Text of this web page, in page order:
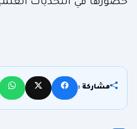
حضورها في التحديات
مشاركة :